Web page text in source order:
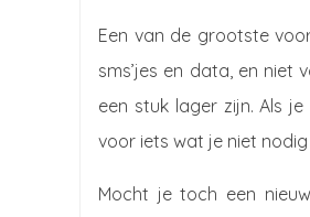
Een van de grootste
sms’jes en data, en
een stuk lager zijn. Als
voor iets wat je niet
Mocht je toch een